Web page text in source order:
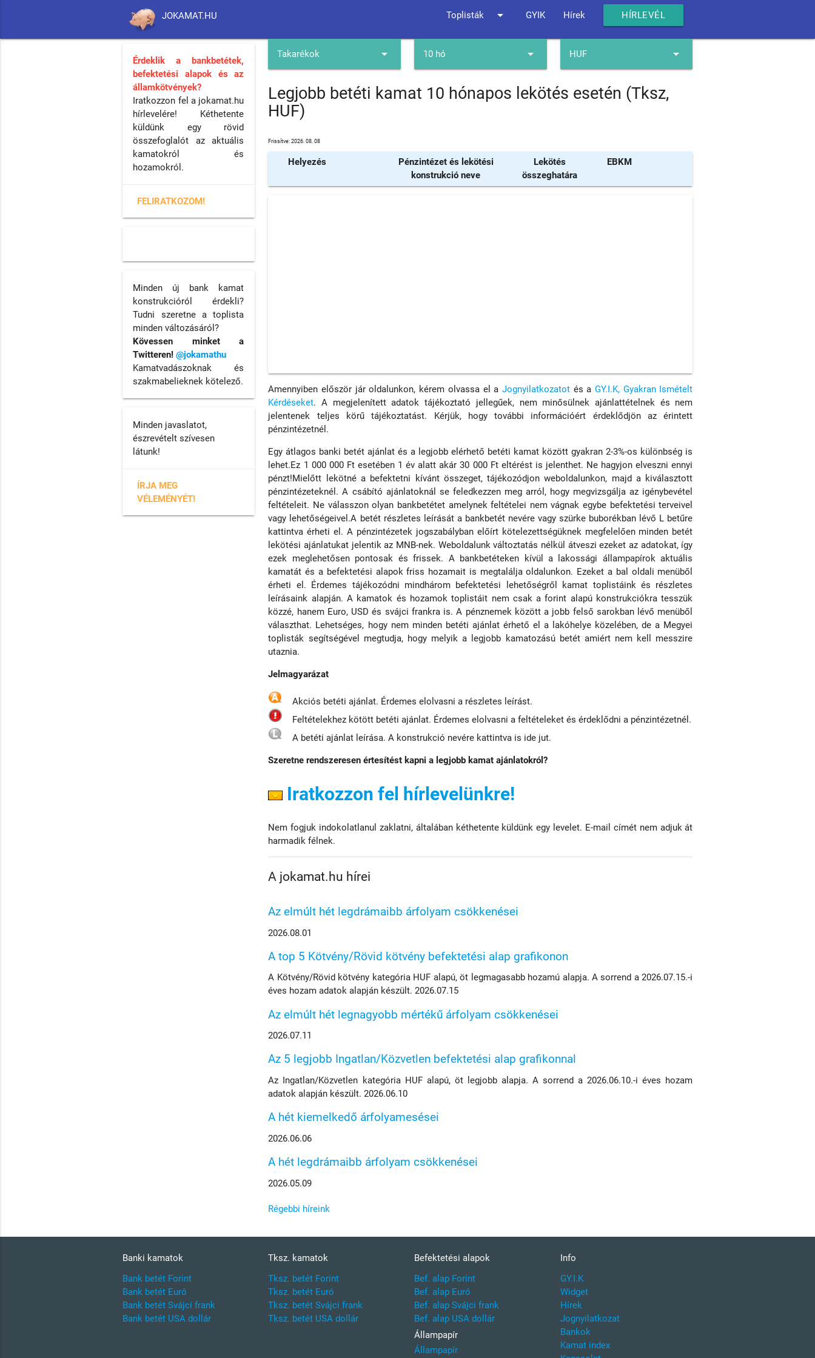
JOKAMAT.HU Toplisták arrow_drop_down GYIK Hírek HÍRLEVÉL
Takarékok arrow_drop_down 10 hó arrow_drop_down HUF arrow_drop_down
Legjobb betéti kamat 10 hónapos lekötés esetén (Tksz,
HUF)
Frissítve: 2026. 08. 08
Helyezés
Pénzintézet és lekötési
konstrukció neve
Lekötés
összeghatára
EBKM
Amennyiben először jár oldalunkon, kérem olvassa el a Jognyilatkozatotés aGY.I.K, Gyakran Ismételt
Kérdéseket. A megjelenített adatok tájékoztató jellegűek, nem minősülnek ajánlattételnek és nem
jelentenek teljes körű tájékoztatást. Kérjük, hogy további információért érdeklődjön az érintett
pénzintézetnél.
Egy átlagos banki betét ajánlat és a legjobb elérhető betéti kamat között gyakran 2-3%-os különbség is
lehet.Ez 1 000 000 Ft esetében 1 év alatt akár 30 000 Ft eltérést is jelenthet. Ne hagyjon elveszni ennyi
pénzt!Mielőtt lekötné a befektetni kívánt összeget, tájékozódjon weboldalunkon, majd a kiválasztott
pénzintézeteknél. A csábító ajánlatoknál se feledkezzen meg arról, hogy megvizsgálja az igénybevétel
feltételeit. Ne válasszon olyan bankbetétet amelynek feltételei nem vágnak egybe befektetési terveivel
vagy lehetőségeivel.A betét részletes leírását a bankbetét nevére vagy szürke buborékban lévő L betűre
kattintva érheti el. A pénzintézetek jogszabályban előírt kötelezettségüknek megfelelően minden betét
lekötési ajánlatukat jelentik az MNB-nek. Weboldalunk változtatás nélkül átveszi ezeket az adatokat, így
ezek meglehetősen pontosak és frissek. A bankbetéteken kívül a lakossági állampapírok aktuális
kamatát és a befektetési alapok friss hozamait is megtalálja oldalunkon. Ezeket a bal oldali menüből
érheti el. Érdemes tájékozódni mindhárom befektetési lehetőségről kamat toplistáink és részletes
leírásaink alapján. A kamatok és hozamok toplistáit nem csak a forint alapú konstrukciókra tesszük
közzé, hanem Euro, USD és svájci frankra is. A pénznemek között a jobb felső sarokban lévő menüből
választhat. Lehetséges, hogy nem minden betéti ajánlat érhető el a lakóhelye közelében, de a Megyei
toplisták segítségével megtudja, hogy melyik a legjobb kamatozású betét amiért nem kell messzire
utaznia.
Jelmagyarázat
Akciós betéti ajánlat. Érdemes elolvasni a részletes leírást.
Feltételekhez kötött betéti ajánlat. Érdemes elolvasni a feltételeket és érdeklődni a pénzintézetnél.
A betéti ajánlat leírása. A konstrukció nevére kattintva is ide jut.
Szeretne rendszeresen értesítést kapni a legjobb kamat ajánlatokról?
Iratkozzon fel hírlevelünkre!
Nem fogjuk indokolatlanul zaklatni, általában kéthetente küldünk egy levelet. E-mail címét nem adjuk át
harmadik félnek.
A jokamat.hu hírei
Az elmúlt hét legdrámaibb árfolyam csökkenései
2026.08.01
A top 5 Kötvény/Rövid kötvény befektetési alap grafikonon
A Kötvény/Rövid kötvény kategória HUF alapú, öt legmagasabb hozamú alapja. A sorrend a 2026.07.15.-i
éves hozam adatok alapján készült. 2026.07.15
Az elmúlt hét legnagyobb mértékű árfolyam csökkenései
2026.07.11
Az 5 legjobb Ingatlan/Közvetlen befektetési alap grafikonnal
Az Ingatlan/Közvetlen kategória HUF alapú, öt legjobb alapja. A sorrend a 2026.06.10.-i éves hozam
adatok alapján készült. 2026.06.10
A hét kiemelkedő árfolyamesései
2026.06.06
A hét legdrámaibb árfolyam csökkenései
2026.05.09
Régebbi híreink
Érdeklik a bankbetétek,
befektetési alapok és az
államkötvények?
Iratkozzon fel a jokamat.hu
hírlevelére! Kéthetente
küldünk egy rövid
összefoglalót az aktuális
kamatokról és
hozamokról.
FELIRATKOZOM!
Minden új bank kamat
konstrukcióról érdekli?
Tudni szeretne a toplista
minden változásáról?
Kövessen minket a
Twitteren!@jokamathu
Kamatvadászoknak és
szakmabelieknek kötelező.
Minden javaslatot,
észrevételt szívesen
látunk!
ÍRJA MEG
VÉLEMÉNYÉT!
Banki kamatok
Bank betét Forint
Bank betét Euró
Bank betét Svájci frank
Bank betét USA dollár
Tksz. kamatok
Tksz. betét Forint
Tksz. betét Euró
Tksz. betét Svájci frank
Tksz. betét USA dollár
Befektetési alapok
Bef. alap Forint
Bef. alap Euró
Bef. alap Svájci frank
Bef. alap USA dollár
Állampapír
Állampapír
Info
GY.I.K
Widget
Hírek
Jognyilatkozat
Bankok
Kamat index